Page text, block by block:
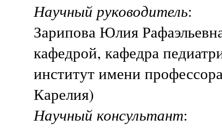
Научный руководитель:
Зарипова Юлия
кафедрой, кафедра
институт имени
Карелия)
Научный консультант: